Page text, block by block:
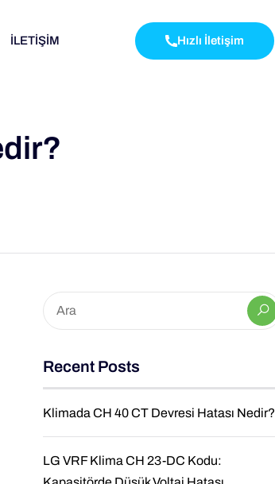
İLETİŞİM Hızlı İletişim
Recent Posts
Klimada CH 40 CT Devresi Hatası Nedir?
LG VRF Klima CH 23-DC Kodu: